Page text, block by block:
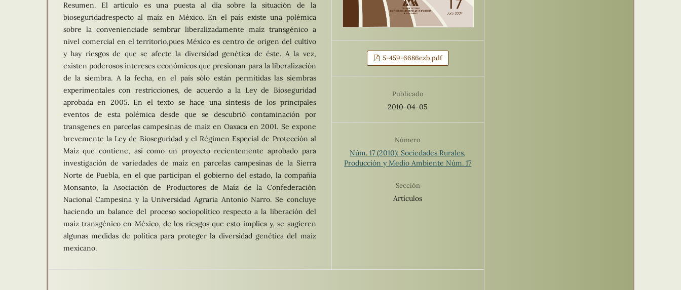
Resumen. El artículo es una puesta al día sobre la situación de la
bioseguridadrespecto al maíz en México. En el país existe una polémica
sobre la convenienciade sembrar liberalizadamente maíz transgénico a
nivel comercial en el territorio,pues México es centro de origen del cultivo
y hay riesgos de que se afecte la diversidad genética de éste. A la vez,
existen poderosos intereses económicos que presionan para la liberalización
de la siembra. A la fecha, en el país sólo están permitidas las siembras
experimentales con restricciones, de acuerdo a la Ley de Bioseguridad
aprobada en 2005. En el texto se hace una síntesis de los principales
eventos de esta polémica desde que se descubrió contaminación por
transgenes en parcelas campesinas de maíz en Oaxaca en 2001. Se expone
brevemente la Ley de Bioseguridad y el Régimen Especial de Protección al
Maíz que contiene, así como un proyecto recientemente aprobado para
investigación de variedades de maíz en parcelas campesinas de la Sierra
Norte de Puebla, en el que participan el gobierno del estado, la compañía
Monsanto, la Asociación de Productores de Maíz de la Confederación
Nacional Campesina y la Universidad Agraria Antonio Narro. Se concluye
haciendo un balance del proceso sociopolítico respecto a la liberación del
maíz transgénico en México, de los riesgos que esto implica y, se sugieren
algunas medidas de política para proteger la diversidad genética del maíz
mexicano.
5-459-6686ezb.pdf
Publicado
2010-04-05
Número
Núm. 17 (2010): Sociedades Rurales,
Producción y Medio Ambiente Núm. 17
Sección
Artículos